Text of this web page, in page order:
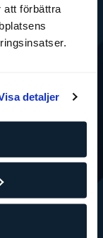
att förbättra
detaljer